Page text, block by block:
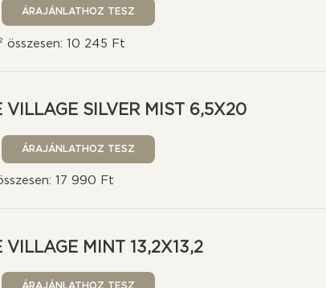
összesen: 10 245 Ft
VILLAGE SILVER MIST 6,5X20
17 990 Ft
VILLAGE MINT 13,2X13,2